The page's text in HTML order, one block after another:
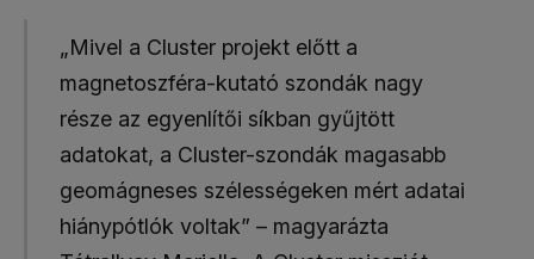
„Mivel a Cluster projekt előtt a
magnetoszféra-kutató szondák nagy
része az egyenlítői síkban gyűjtött
adatokat, a Cluster-szondák magasabb
geomágneses szélességeken mért adatai
hiánypótlók voltak” – magyarázta